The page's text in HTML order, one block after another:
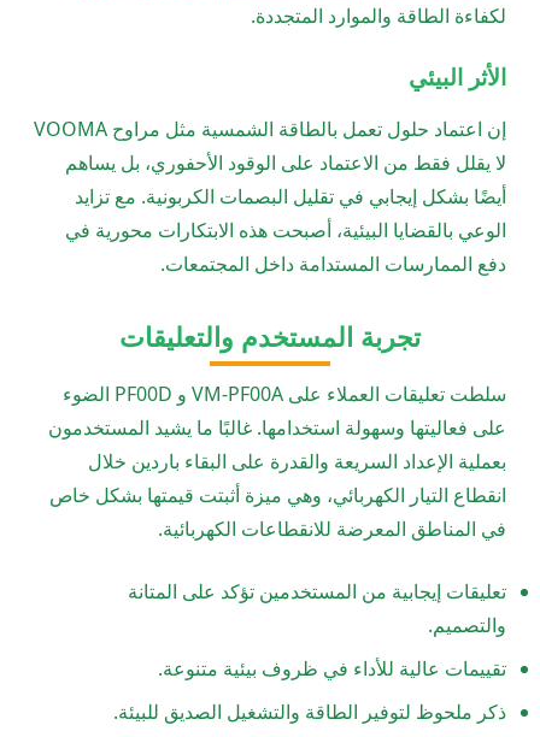
لكفاءة الطاقة والموارد المتجددة.
الأثر البيئي
إن اعتماد حلول تعمل بالطاقة الشمسية مثل مراوح VOOMA
لا يقلل فقط من الاعتماد على الوقود الأحفوري، بل يساهم
أيضًا بشكل إيجابي في تقليل البصمات الكربونية. مع تزايد
الوعي بالقضايا البيئية، أصبحت هذه الابتكارات محورية في
دفع الممارسات المستدامة داخل المجتمعات.
تجربة المستخدم والتعليقات
سلطت تعليقات العملاء على VM-PF00A و PF00D الضوء
على فعاليتها وسهولة استخدامها. غالبًا ما يشيد المستخدمون
بعملية الإعداد السريعة والقدرة على البقاء باردين خلال
انقطاع التيار الكهربائي، وهي ميزة أثبتت قيمتها بشكل خاص
في المناطق المعرضة للانقطاعات الكهربائية.
تعليقات إيجابية من المستخدمين تؤكد على المتانة
والتصميم.
تقييمات عالية للأداء في ظروف بيئية متنوعة.
ذكر ملحوظ لتوفير الطاقة والتشغيل الصديق للبيئة.